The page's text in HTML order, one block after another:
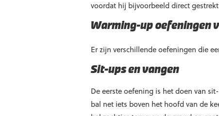
voordat hij bijvoorbeeld direct
Warming-up oefeningen
Er zijn verschillende oefeningen die
Sit-ups en vangen
De eerste oefening is het doen van
bal net iets boven het hoofd van de